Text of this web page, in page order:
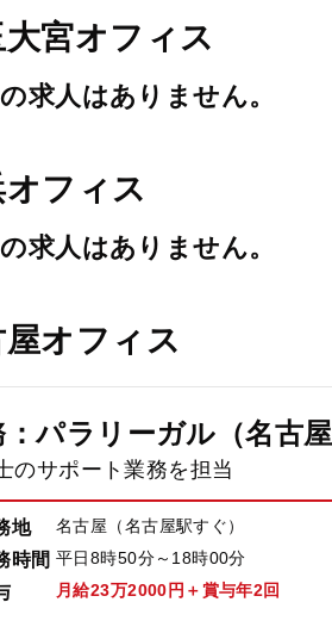
宮オフィス
求人はありません。
フィス
求人はありません。
オフィス
：パラリーガル（名古
のサポート業務を担当
地 名古屋（名古屋駅すぐ）
時間 平日8時50分～18時00分
月給23万2000円＋賞与年2回